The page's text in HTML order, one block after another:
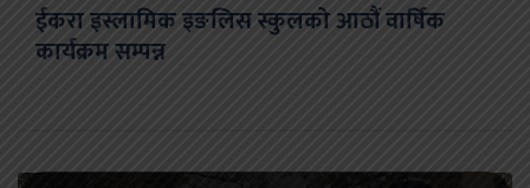
ईकरा इस्लामिक इङलिस स्कुलको आठौं वार्षिक
कार्यक्रम सम्पन्न